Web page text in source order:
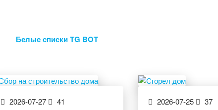
Белые списки TG BOT
2026-07-27
41
2026-07-25
37